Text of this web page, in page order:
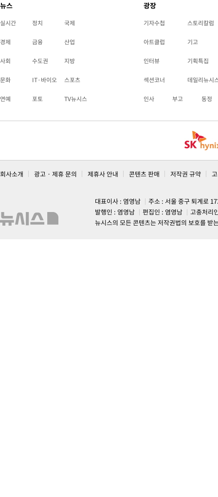
뉴스
실시간 정치 국제
경제 금융 산업
사회 수도권 지방
문화 IT·바이오 스포츠
연예 포토 TV뉴시스
광장
기자수첩 스토리칼럼
아트클럽 기고
인터뷰 기획특집
섹션코너 데일리뉴시
인사 부고 동정
회사소개 광고 · 제휴 문의 제휴사 안내 콘텐츠 판매 저작권 규약
대표이사 : 염영남
주소 : 서울 중구 퇴계로
발행인 : 염영남
편집인 : 염영남
고충처리
뉴시스의 모든 콘텐츠는 저작권법의 보호를